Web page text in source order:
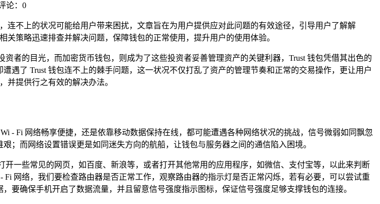
论：0
连不上的状况可能给用户带来困扰，文章旨在为用户提供应对此问题的有效途径，引导用户了解解
策略迅速排查并解决问题，保障钱包的正常使用，提升用户的使用体验。
资者的目光，而加密货币钱包，则成为了这些投资者妥善管理资产的关键利器，Trust 钱包凭借其出色的
遇了 Trust 钱包连不上的棘手问题，这一状况不仅打乱了资产的管理节奏和正常的交易操作，更让用户
并提供行之有效的解决办法。
- Fi 网络畅享便捷，还是依靠移动数据保持在线，都可能遭遇各种网络状况的挑战，信号微弱如同飘忽
；而网络设置错误更是如同迷失方向的航船，让钱包与服务器之间的通信陷入困境。
一些常见的网页，如百度、新浪等，或者打开其他常用的应用程序，如微信、支付宝等，以此来判断
网络，我们要检查路由器是否正常工作，观察路由器的指示灯是否正常闪烁，若有必要，可以尝试重
要确保手机开启了数据流量，并且留意信号强度指示图标，保证信号强度足够支撑钱包的连接。